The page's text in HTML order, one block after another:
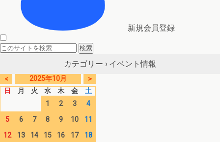
新規会員登録
カテゴリー › イベント情報
< 2025年10月
>
日
月 火 水 木 金
土
1
2 3
4
5
6 7 8 9 10
11
12
13 14 15 16 17
18